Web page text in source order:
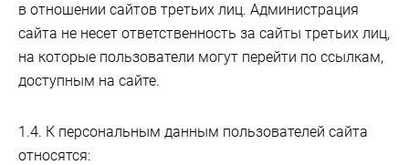
в отношении сайтов третьих лиц. Администрация
сайта не несет ответственность за сайты третьих лиц,
на которые пользователи могут перейти по ссылкам,
доступным на сайте.
1.4. К персональным данным пользователей сайта
относятся: